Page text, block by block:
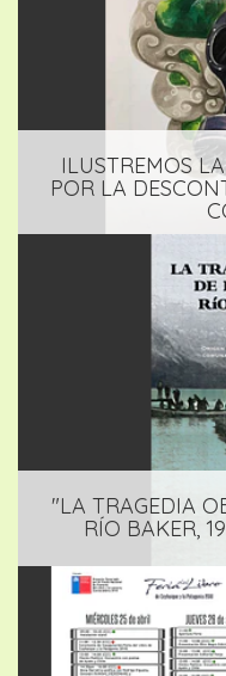
ILUSTREMOS
POR LA
"LA TRAGEDIA
RÍO BAKER,